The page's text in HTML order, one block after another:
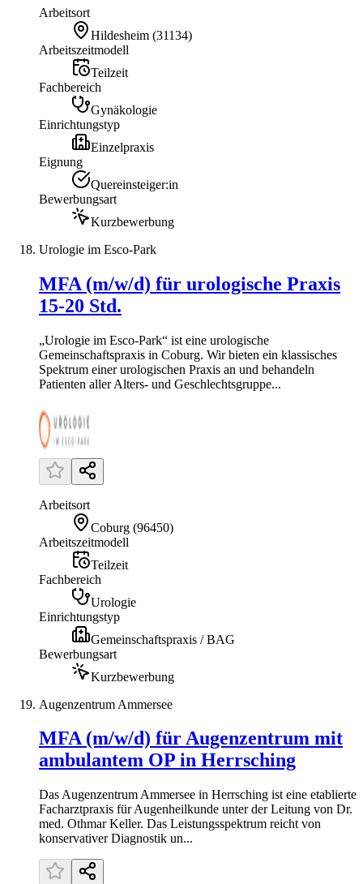
Arbeitsort
Hildesheim (31134)
Arbeitszeitmodell
Teilzeit
Fachbereich
Gynäkologie
Einrichtungstyp
Einzelpraxis
Eignung
Quereinsteiger:in
Bewerbungsart
Kurzbewerbung
Urologie im Esco-Park
MFA (m/w/d) für urologische Praxis
15-20 Std.
„Urologie im Esco-Park“ ist eine urologische
Gemeinschaftspraxis in Coburg. Wir bieten ein klassisches
Spektrum einer urologischen Praxis an und behandeln
Patienten aller Alters- und Geschlechtsgruppe...
Arbeitsort
Coburg (96450)
Arbeitszeitmodell
Teilzeit
Fachbereich
Urologie
Einrichtungstyp
Gemeinschaftspraxis / BAG
Bewerbungsart
Kurzbewerbung
Augenzentrum Ammersee
MFA (m/w/d) für Augenzentrum mit
ambulantem OP in Herrsching
Das Augenzentrum Ammersee in Herrsching ist eine etablierte
Facharztpraxis für Augenheilkunde unter der Leitung von Dr.
med. Othmar Keller. Das Leistungsspektrum reicht von
konservativer Diagnostik un...